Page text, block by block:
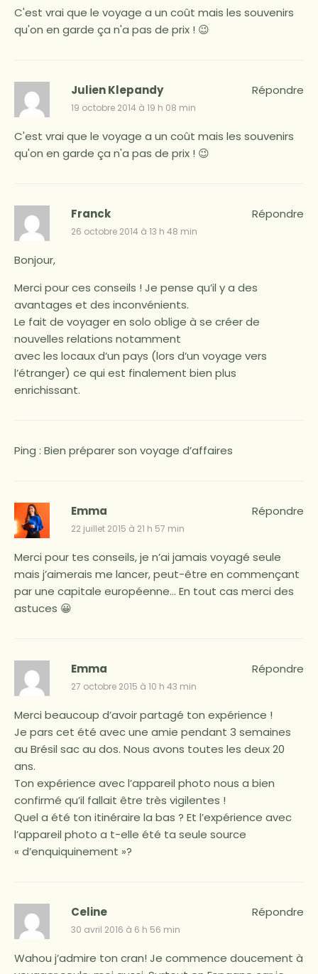
C'est vrai que le voyage a un coût mais les souvenirs
qu'on en garde ça n'a pas de prix ! 😉
Julien Klepandy
19 octobre 2014 à 19 h 08 min
C'est vrai que le voyage a un coût mais les souvenirs
qu'on en garde ça n'a pas de prix ! 😉
Répondre
Franck
26 octobre 2014 à 13 h 48 min
Bonjour,
Merci pour ces conseils ! Je pense qu’il y a des
avantages et des inconvénients.
Le fait de voyager en solo oblige à se créer de
nouvelles relations notamment
avec les locaux d’un pays (lors d’un voyage vers
l’étranger) ce qui est finalement bien plus
enrichissant.
Répondre
Ping : Bien préparer son voyage d’affaires
Emma
22 juillet 2015 à 21 h 57 min
Merci pour tes conseils, je n’ai jamais voyagé seule
mais j’aimerais me lancer, peut-être en commençant
par une capitale européenne… En tout cas merci des
astuces 😀
Répondre
Emma
27 octobre 2015 à 10 h 43 min
Merci beaucoup d’avoir partagé ton expérience !
Je pars cet été avec une amie pendant 3 semaines
au Brésil sac au dos. Nous avons toutes les deux 20
ans.
Ton expérience avec l’appareil photo nous a bien
confirmé qu’il fallait être très vigilentes !
Quel a été ton itinéraire la bas ? Et l’expérience avec
l’appareil photo a t-elle été ta seule source
« d’enquiquinement »?
Répondre
Celine
30 avril 2016 à 6 h 56 min
Wahou j’admire ton cran! Je commence doucement à
Répondre